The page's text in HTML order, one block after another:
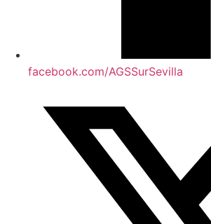
facebook.com/AGSSurSevilla